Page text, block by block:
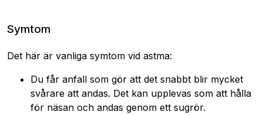
Symtom
Det här är vanliga symtom vid astma:
Du får anfall som gör att det snabbt blir mycket
svårare att andas. Det kan upplevas som att hålla
för näsan och andas genom ett sugrör.